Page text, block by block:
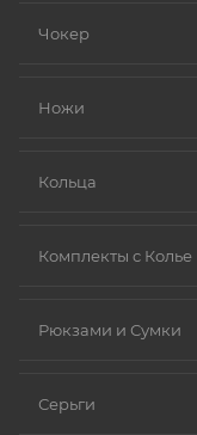
Чокер
Ножи
Кольца
Комплекты с Колье
Рюкзами и Сумки
Серьги